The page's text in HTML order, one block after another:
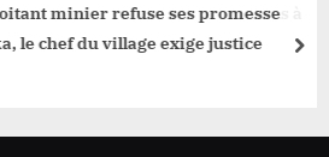
minier refuse ses promesses à
chef du village exige justice